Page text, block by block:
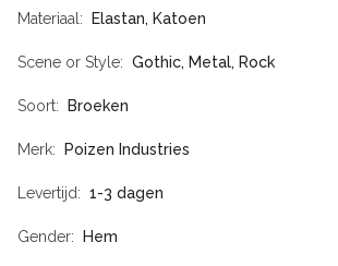
Materiaal Elastan, Katoen
Scene or Style Gothic, Metal, Rock
Soort Broeken
Merk Poizen Industries
Levertijd 1-3 dagen
Gender Hem